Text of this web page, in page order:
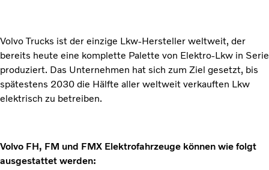
Volvo Trucks ist der einzige Lkw-Hersteller weltweit, der
bereits heute eine komplette Palette von Elektro-Lkw in Serie
produziert. Das Unternehmen hat sich zum Ziel gesetzt, bis
spätestens 2030 die Hälfte aller weltweit verkauften Lkw
elektrisch zu betreiben.
Volvo FH, FM und FMX Elektrofahrzeuge können wie folgt
ausgestattet werden: